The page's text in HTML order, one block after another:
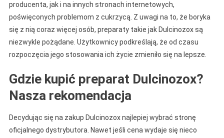
producenta, jak i na innych stronach internetowych,
poświęconych problemom z cukrzycą. Z uwagi na to, że boryka
się z nią coraz więcej osób, preparaty takie jak Dulcinozox są
niezwykle pożądane. Użytkownicy podkreślają, że od czasu
rozpoczęcia jego stosowania ich życie zmieniło się na lepsze.
Gdzie kupić preparat Dulcinozox?
Nasza rekomendacja
Decydując się na zakup Dulcinozox najlepiej wybrać stronę
oficjalnego dystrybutora. Nawet jeśli cena wydaje się nieco